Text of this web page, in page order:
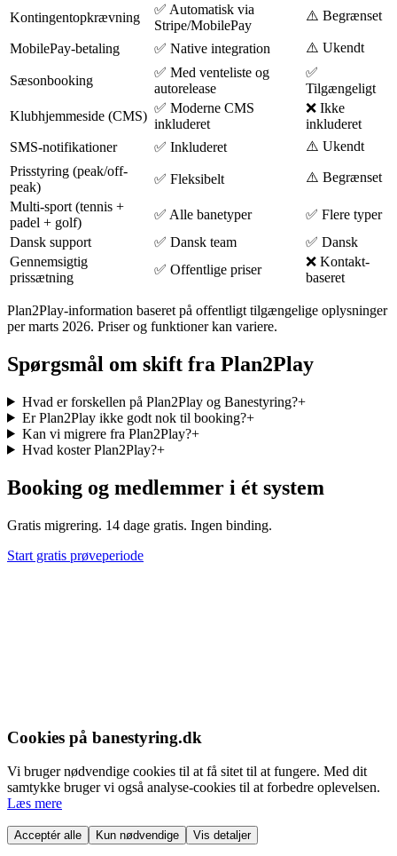
Kontingentopkrævning
✅ Automatisk via
Stripe/MobilePay
⚠️ Begrænset
MobilePay-betaling ✅ Native integration ⚠️ Ukendt
Sæsonbooking
✅ Med venteliste og
autorelease
✅
Tilgængeligt
Klubhjemmeside (CMS)
✅ Moderne CMS
inkluderet
❌ Ikke
inkluderet
SMS-notifikationer
✅ Inkluderet
⚠️ Ukendt
Prisstyring (peak/off-
peak)
✅ Fleksibelt
⚠️ Begrænset
Multi-sport (tennis +
padel + golf)
✅ Alle banetyper
✅ Flere typer
Dansk support
✅ Dansk team
✅ Dansk
Gennemsigtig
prissætning
✅ Offentlige priser
❌ Kontakt-
baseret
Plan2Play-information baseret på offentligt tilgængelige oplysninger
per marts 2026. Priser og funktioner kan variere.
Spørgsmål om skift fra Plan2Play
Hvad er forskellen på Plan2Play og Banestyring?+
Er Plan2Play ikke godt nok til booking?+
Kan vi migrere fra Plan2Play?+
Hvad koster Plan2Play?+
Booking og medlemmer i ét system
Gratis migrering. 14 dage gratis. Ingen binding.
Start gratis prøveperiode
Cookies på banestyring.dk
Vi bruger nødvendige cookies til at få sitet til at fungere. Med dit
samtykke bruger vi også analyse-cookies til at forbedre oplevelsen.
Læs mere
Acceptér alle Kun nødvendige Vis detaljer